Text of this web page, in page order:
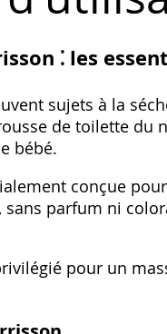
⁚ les
sujets à la
de toilette du
bébé.
conçue
parfum ni
pour un